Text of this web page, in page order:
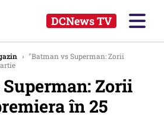
DCNews TV
› "Batman vs Superman: Zorii
Zorii
în 25